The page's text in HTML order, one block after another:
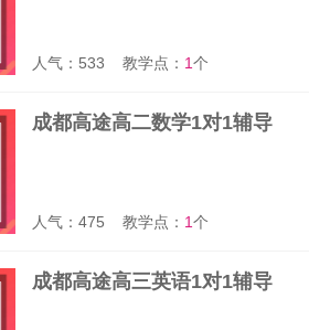
人气：533 教学点： 1个
成都高途高二数学1对1辅导
人气：475 教学点： 1个
成都高途高三英语1对1辅导